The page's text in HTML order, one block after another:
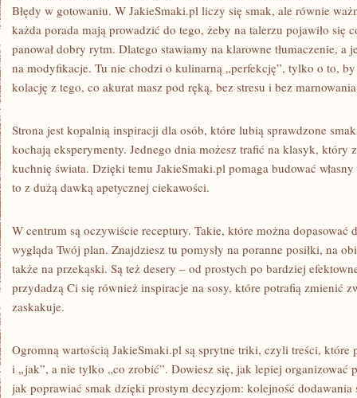
Błędy w gotowaniu. W JakieSmaki.pl liczy się smak, ale równie
każda porada mają prowadzić do tego, żeby na talerzu pojawiło się
panował dobry rytm. Dlatego stawiamy na klarowne tłumaczenie, a
na modyfikacje. Tu nie chodzi o kulinarną „perfekcję”, tylko o to,
kolację z tego, co akurat masz pod ręką, bez stresu i bez
Strona jest kopalnią inspiracji dla osób, które lubią sprawdzone
kochają eksperymenty. Jednego dnia możesz trafić na klasyk, który
kuchnię świata. Dzięki temu JakieSmaki.pl pomaga budować
to z dużą dawką apetycznej ciekawości.
W centrum są oczywiście receptury. Takie, które można
wygląda Twój plan. Znajdziesz tu pomysły na poranne posiłki, na
także na przekąski. Są też desery – od prostych po bardziej
przydadzą Ci się również inspiracje na sosy, które potrafią zmienić
zaskakuje.
Ogromną wartością JakieSmaki.pl są sprytne triki, czyli treści, które
i „jak”, a nie tylko „co zrobić”. Dowiesz się, jak lepiej organizować
jak poprawiać smak dzięki prostym decyzjom: kolejność